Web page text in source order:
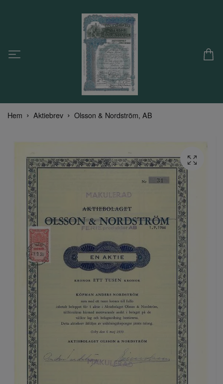
Hem Aktiebrev Olsson & Nordström, AB